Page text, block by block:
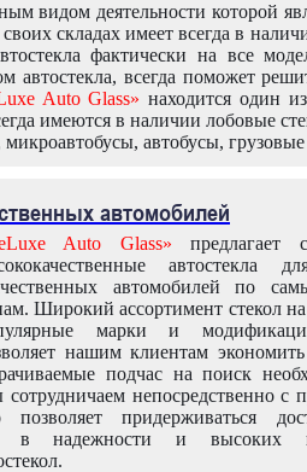
видом деятельности которой
складах имеет всегда в
фактически на все
всегда поможет
Auto Glass» находится один
имеются в наличии лобовые
автобусы,
автомобилей
Auto Glass» предлагает
автостекла
автомобилей по
Широкий ассортимент стекол на
марки и
нашим клиентам
подчас на поиск
непосредственно с
позволяет придерживаться
в надежности и высоких